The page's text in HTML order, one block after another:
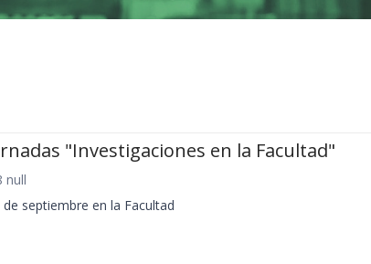
"Investigaciones en la Facultad"
null
de septiembre en la Facultad